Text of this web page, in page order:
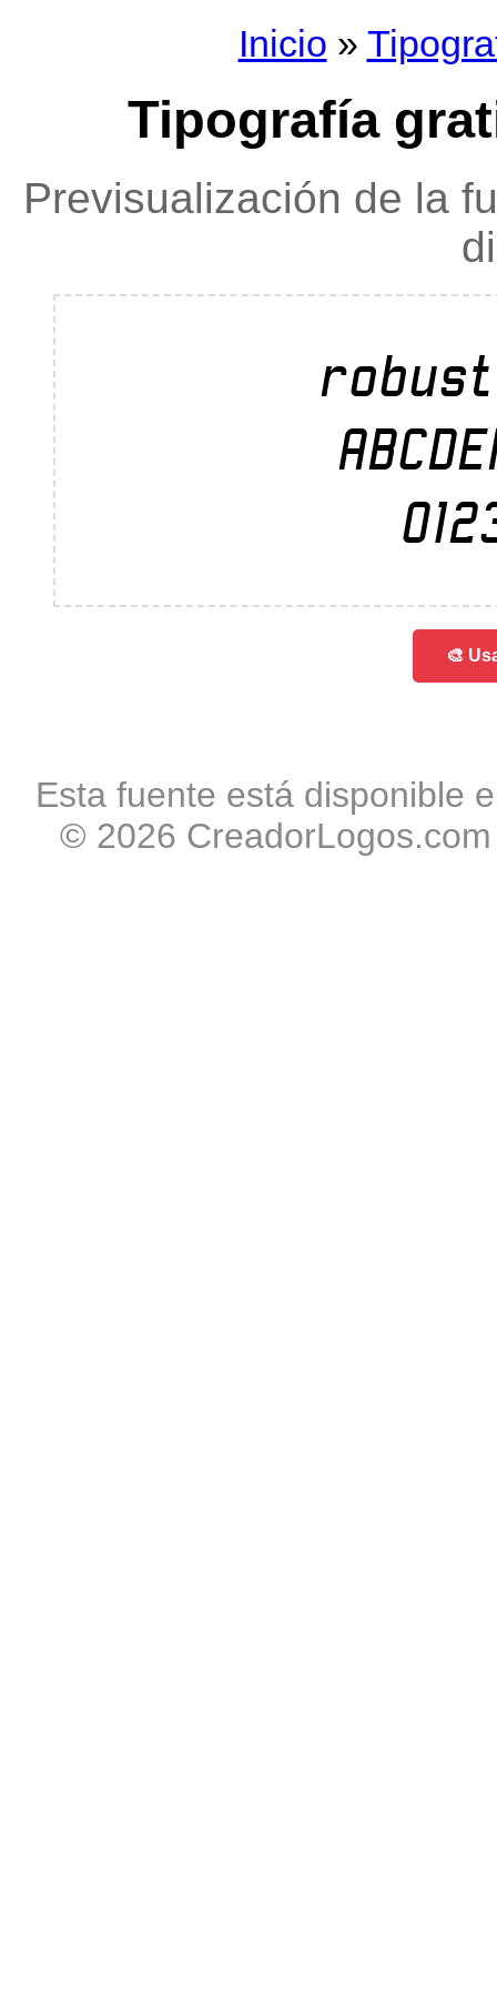
Inicio »
Tipografía
Previsualización de la
🎨
Esta fuente está disponible
© 2026